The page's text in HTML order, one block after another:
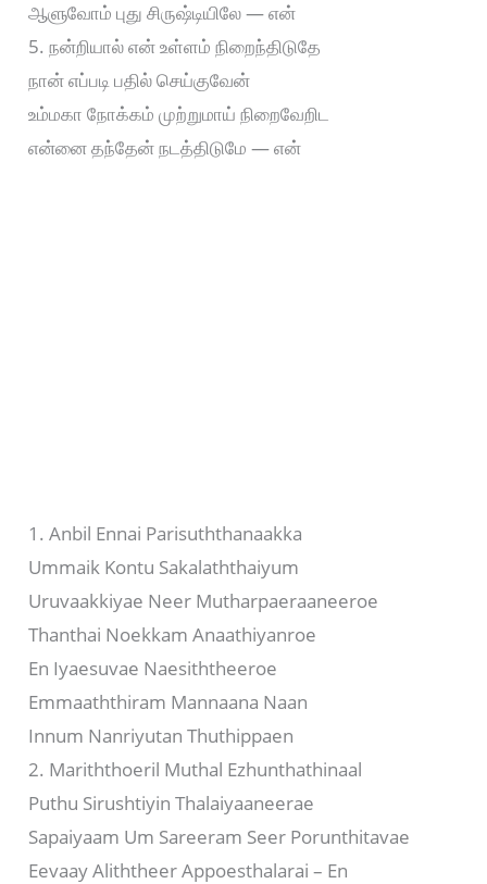
ஆளுவோம் புது சிருஷ்டியிலே — என்
5. நன்றியால் என் உள்ளம் நிறைந்திடுதே
நான் எப்படி பதில் செய்குவேன்
உம்மகா நோக்கம் முற்றுமாய் நிறைவேறிட
என்னை தந்தேன் நடத்திடுமே — என்
1. Anbil Ennai Parisuththanaakka
Ummaik Kontu Sakalaththaiyum
Uruvaakkiyae Neer Mutharpaeraaneeroe
Thanthai Noekkam Anaathiyanroe
En Iyaesuvae Naesiththeeroe
Emmaaththiram Mannaana Naan
Innum Nanriyutan Thuthippaen
2. Mariththoeril Muthal Ezhunthathinaal
Puthu Sirushtiyin Thalaiyaaneerae
Sapaiyaam Um Sareeram Seer Porunthitavae
Eevaay Aliththeer Appoesthalarai – En